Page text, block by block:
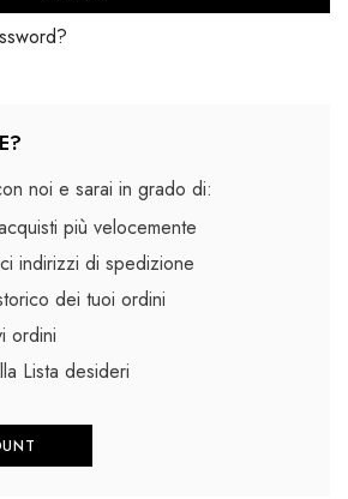
noi e sarai in grado di:
più velocemente
indirizzi di spedizione
dei tuoi ordini
ordini
Lista desideri